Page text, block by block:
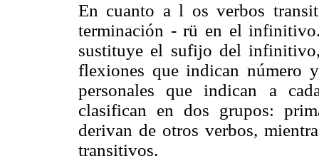
En cuanto a l os verbos
terminación - rü en el
sustituye el sufijo del
flexiones que indican número
personales que indican a
clasifican en dos grupos:
derivan de otros verbos,
transitivos.